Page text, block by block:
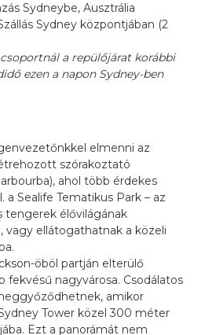
Sydneybe, Ausztrália
Sydney központjában (2
csoportnál a repülőjárat korábbi
ezen a napon Sydney-ben
elmenni az
szórakoztató
ahol több érdekes
a Sealife Tematikus Park – az
tengerek élővilágának
vagy ellátogathatnak a közeli
öböl partján elterülő
fekvésű nagyvárosa. Csodálatos
amikor
Tower közel 300 méter
Ezt a panorámát nem